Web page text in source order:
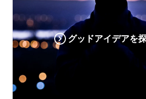
グッドアイデアを